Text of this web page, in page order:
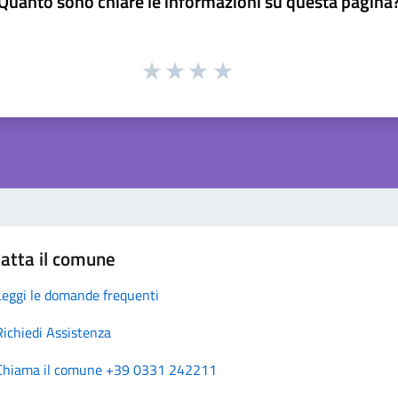
il comune
le domande frequenti
Assistenza
il comune +39 0331 242211